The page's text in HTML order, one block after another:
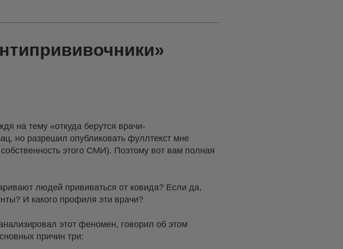
на тему «откуда берутся врачи-
но разрешил опубликовать фуллтекст мне
этого СМИ). Поэтому вот вам полная
людей прививаться от ковида? Если да,
И какого профиля эти врачи?
этот феномен, говорил об этом
причин три: